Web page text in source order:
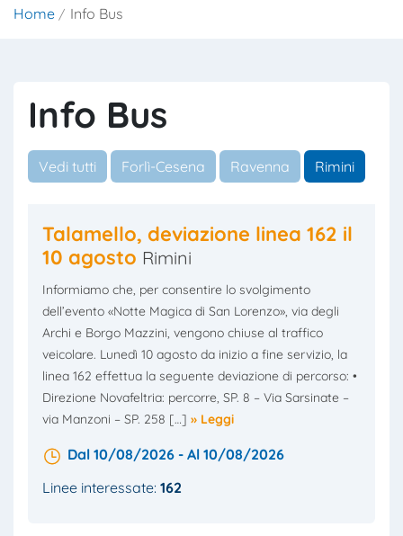
Home Info Bus
Info Bus
Vedi tutti Forlì-Cesena Ravenna Rimini
Talamello, deviazione linea 162 il
10 agosto Rimini
Informiamo che, per consentire lo svolgimento
dell’evento «Notte Magica di San Lorenzo», via degli
Archi e Borgo Mazzini, vengono chiuse al traffico
veicolare. Lunedì 10 agosto da inizio a fine servizio, la
linea 162 effettua la seguente deviazione di percorso: •
Direzione Novafeltria: percorre, SP. 8 – Via Sarsinate –
via Manzoni – SP. 258 […] » Leggi
Dal 10/08/2026 - Al 10/08/2026
Linee interessate: 162